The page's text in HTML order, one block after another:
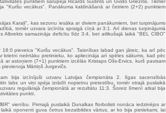
punktiem sarūpēja Ričards Sudints un Gvido Griezītis. Tikmēr
vecākus". Panākuma kaldināšanā ar četriem (2+2) punktiem
Karaļi", kas sezonu iesāka ar diviem panākumiem, bet turpinājums
tomēr uzvara izcīnīta spraigā cīņā ar 3:1. Arī dienas turpinājumā
Albrekts samazināja deficītu līdz 3:4, bet atlikušajā laikā "BEL CIBO"
pieveica "Kuršu vecākus". Taisnības labad gan jāteic, ka arī pēc
neērtāku pretinieku, ko apliecināja arī spēles sākums, kad pēc
astoņiem (7+1) punktiem izcēlās Kristaps Ošs-Ervics, kurš pavisam
Mārtiņš Jurgevičs.
bija izcīnījuši uzvaru Latvijas čempionāta 2. līgas sacensībās
labs un viņi spēja izrādīt nopietnu pretestību, tomēr otrajā puslaikā
regulārajā čempionātā ar rezultātu 11:3. Šoreiz līmenī atkal bija
punkti.
vienību. Pirmajā puslaikā Dunalkas florbolisti nonāca iedzinējos ar
oponenti guva četrus bezatbildes vārtus, ar ko bija pietiekami, lai